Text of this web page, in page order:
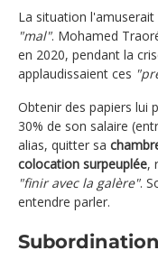
La situation
"mal". Mohamed
en 2020, pendant la
applaudissaient ces
Obtenir des papiers lui
30% de son salaire
alias, quitter sa
colocation surpeuplée,
"finir avec la galère".
entendre parler.
Subordination